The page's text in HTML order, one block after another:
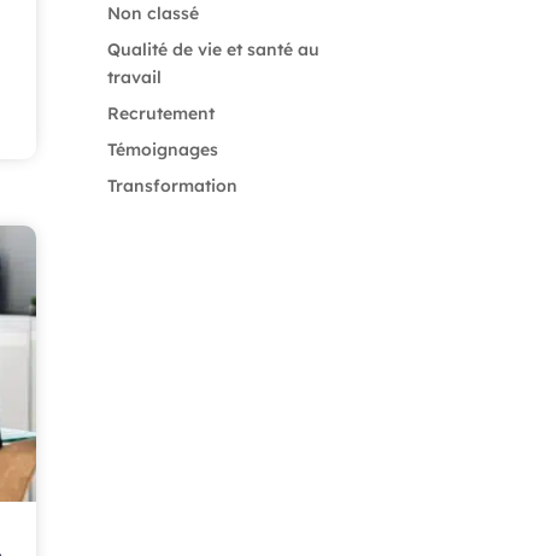
Non classé
Qualité de vie et santé au
travail
Recrutement
Témoignages
Transformation